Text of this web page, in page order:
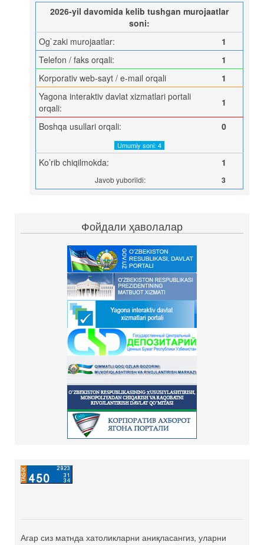
2026-yil davomida kelib tushgan murojaatlar
soni:
Og`zaki murojaatlar:
1
Telefon / faks orqali:
1
Korporativ web-sayt / e-mail orqali
1
Yagona interaktiv davlat xizmatlari portali
orqali:
1
Boshqa usullari orqali: 0
Umumiy soni: 4
Ko’rib chiqilmokda: 1
Javob yuborildi: 3
Фойдали ҳаволалар
Агар сиз матнда хатоликларни аниқласангиз, уларни